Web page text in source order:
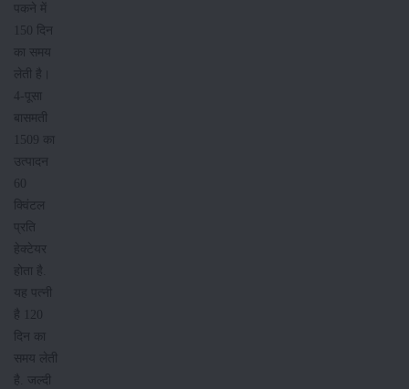
पकने में
150 दिन
का समय
लेती है।
4-पूसा
बासमती
1509 का
उत्पादन
60
क्विंटल
प्रति
हेक्टेयर
होता है.
यह पत्नी
है 120
दिन का
समय लेती
है. जल्दी